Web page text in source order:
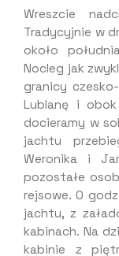
Wreszcie
Tradycyjnie w
około
Nocleg jak
granicy
Lublanę i
docieramy w
jachtu
Weronika i
pozostałe
rejsowe. O
jachtu, z
kabinach. Na
kabinie z